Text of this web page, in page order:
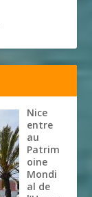
Nice
entre
au
Patrim
oine
Mondi
al de